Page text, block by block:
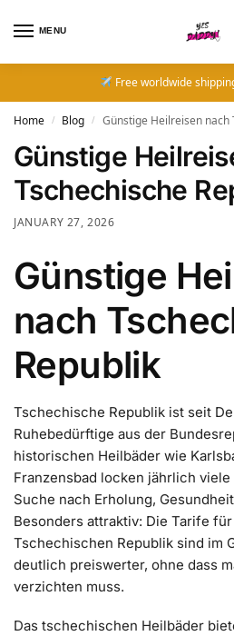
MENU
Free worldwide
Home / Blog / Günstige Heilreisen nach
Günstige
Tschechische
JANUARY 27, 2026
Günstige
nach
Republik
Tschechische Republik ist seit
Ruhebedürftige aus der
historischen Heilbäder wie
Franzensbad locken jährlich
Suche nach Erholung,
Besonders attraktiv: Die Tarife
Tschechischen Republik sind im
deutlich preiswerter, ohne dass
verzichten muss.
Das tschechischen Heilbäder